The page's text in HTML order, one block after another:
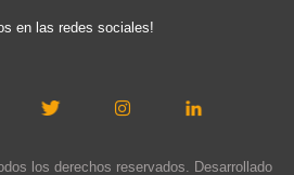
en las redes sociales!
los derechos reservados. Desarrollado